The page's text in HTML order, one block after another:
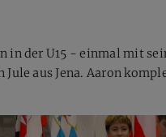
in der U15 - einmal mit
aus Jena. Aaron